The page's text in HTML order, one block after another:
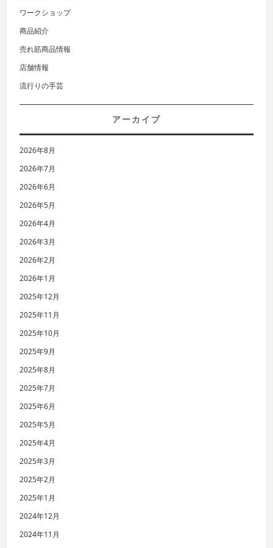
ワークショップ
商品紹介
売れ筋商品情報
店舗情報
流行りの手芸
アーカイブ
2026年8月
2026年7月
2026年6月
2026年5月
2026年4月
2026年3月
2026年2月
2026年1月
2025年12月
2025年11月
2025年10月
2025年9月
2025年8月
2025年7月
2025年6月
2025年5月
2025年4月
2025年3月
2025年2月
2025年1月
2024年12月
2024年11月